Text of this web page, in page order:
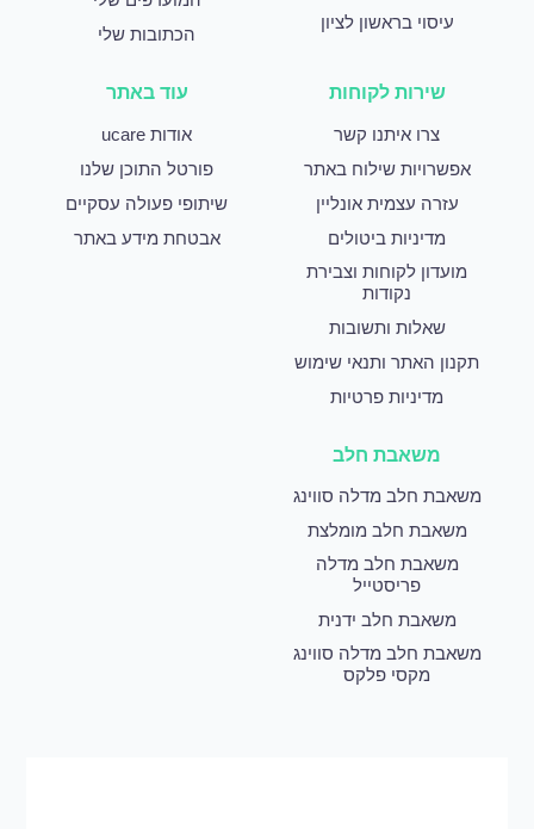
עיסוי בראשון לציון
הכתובות שלי
שירות לקוחות
צרו איתנו קשר
אפשרויות שילוח באתר
עזרה עצמית אונליין
מדיניות ביטולים
מועדון לקוחות וצבירת
נקודות
שאלות ותשובות
תקנון האתר ותנאי שימוש
מדיניות פרטיות
עוד באתר
אודות ucare
פורטל התוכן שלנו
שיתופי פעולה עסקיים
אבטחת מידע באתר
משאבת חלב
משאבת חלב מדלה סווינג
משאבת חלב מומלצת
משאבת חלב מדלה
פריסטייל
משאבת חלב ידנית
משאבת חלב מדלה סווינג
מקסי פלקס